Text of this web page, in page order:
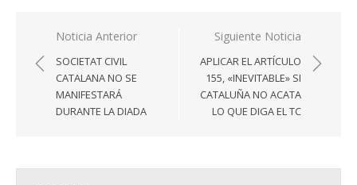
Navegación
de
entradas
Noticia Anterior
SOCIETAT CIVIL
CATALANA NO SE
MANIFESTARÁ
DURANTE LA DIADA
Siguiente Noticia
APLICAR EL ARTÍCULO
155, «INEVITABLE» SI
CATALUÑA NO ACATA
LO QUE DIGA EL TC